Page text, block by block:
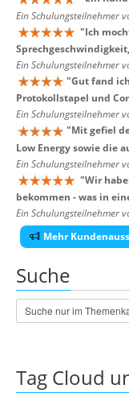
Ein Schulungsteilnehmer
"Ich
Ein Schulungsteilnehmer
"Gut fand
Protokollstapel und
Ein Schulungsteilnehmer
"Mit gefiel
Low Energy sowie die
Ein Schulungsteilnehmer
"Wir
bekommen - was in
Ein Schulungsteilnehmer
Mehr
Suche
Tag Cloud